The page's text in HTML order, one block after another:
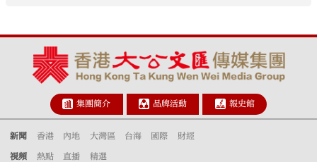
集團簡介 品牌活動 報史館
新聞 香港 內地 大灣區 台海 國際 財經
視頻 熱點 直播 精選